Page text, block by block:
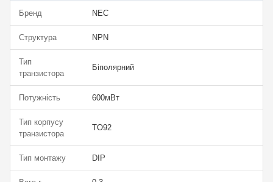
Бренд NEC
Структура NPN
Тип
транзистора
Біполярний
Потужність 600мВт
Тип корпусу
транзистора
TO92
Тип монтажу DIP